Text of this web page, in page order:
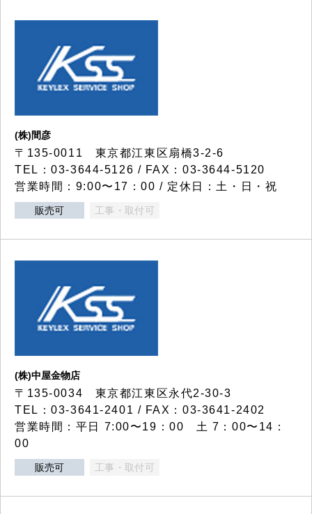
(株)間彦
〒135-0011 東京都江東区扇橋3-2-6
TEL：03-3644-5126 / FAX：03-3644-5120
営業時間：9:00〜17：00 / 定休日：土・日・祝
販売可 工事・取付可
(株)中屋金物店
〒135-0034 東京都江東区永代2-30-3
TEL：03-3641-2401 / FAX：03-3641-2402
営業時間：平日 7:00〜19：00 土 7：00〜14：
00
販売可 工事・取付可